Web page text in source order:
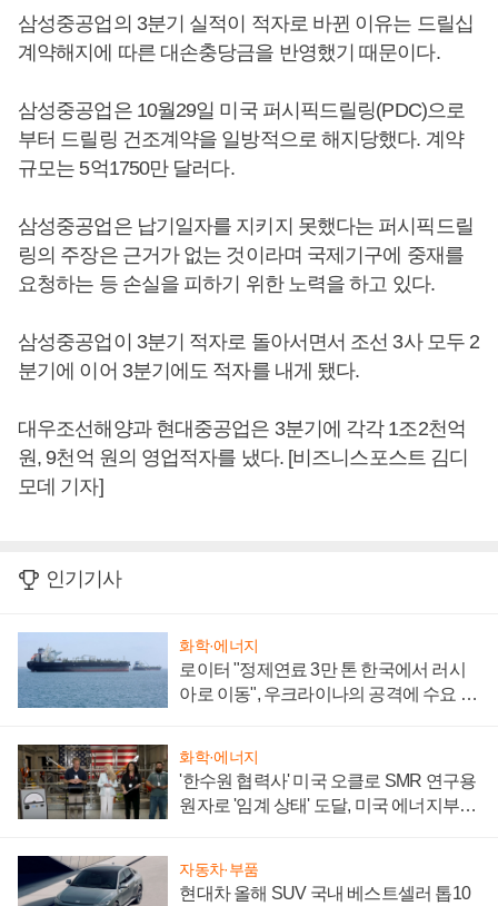
삼성중공업의 3분기 실적이 적자로 바뀐 이유는 드릴십
계약해지에 따른 대손충당금을 반영했기 때문이다.
삼성중공업은 10월29일 미국 퍼시픽드릴링(PDC)으로
부터 드릴링 건조계약을 일방적으로 해지당했다. 계약
규모는 5억1750만 달러다.
삼성중공업은 납기일자를 지키지 못했다는 퍼시픽드릴
링의 주장은 근거가 없는 것이라며 국제기구에 중재를
요청하는 등 손실을 피하기 위한 노력을 하고 있다.
삼성중공업이 3분기 적자로 돌아서면서 조선 3사 모두 2
분기에 이어 3분기에도 적자를 내게 됐다.
대우조선해양과 현대중공업은 3분기에 각각 1조2천억
원, 9천억 원의 영업적자를 냈다. [비즈니스포스트 김디
모데 기자]
인기기사
화학·에너지
로이터 "정제연료 3만 톤 한국에서 러시
아로 이동", 우크라이나의 공격에 수요 늘
화학·에너지
'한수원 협력사' 미국 오클로 SMR 연구용
원자로 '임계 상태' 도달, 미국 에너지부
자동차·부품
현대차 올해 SUV 국내 베스트셀러 톱10